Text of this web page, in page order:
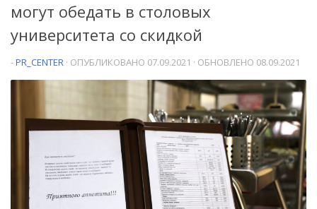
могут обедать в столовых
университета со скидкой
-PR_CENTER · ОПУБЛИКОВАНО 07.09.2021 · ОБНОВЛЕНО 08.09.2021